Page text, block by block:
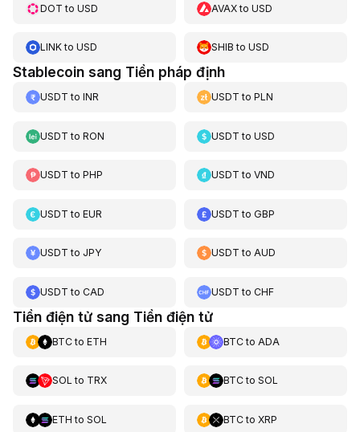
DOT to USD AVAXtoUSD
LINKto USD SHIB toUSD
Stablecoin sang Tiền pháp định
USDT to INR USDT toPLN
USDT to RON USDT toUSD
USDT to PHP USDT toVND
USDT to EUR USDT toGBP
USDT to JPY USDT toAUD
USDT to CAD USDT toCHF
Tiền điện tử sang Tiền điện tử
BTCto ETH BTCto ADA
SOL to TRX BTCto SOL
ETH to SOL BTCto XRP